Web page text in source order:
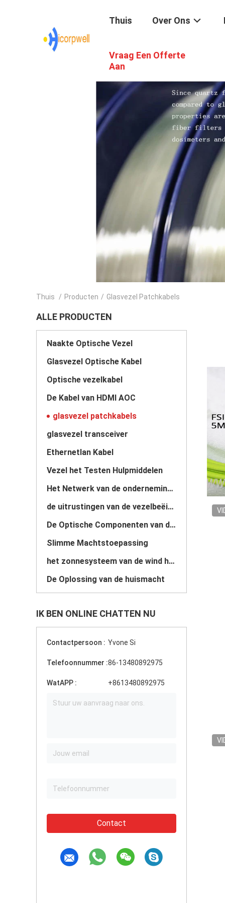
Thuis Over Ons
Vraag Een Offerte
Aan
Thuis / Producten / Glasvezel Patchkabels
ALLE PRODUCTEN
Naakte Optische Vezel
Glasvezel Optische Kabel
Optische vezelkabel
De Kabel van HDMI AOC
glasvezel patchkabels
glasvezel transceiver
Ethernetlan Kabel
Vezel het Testen Hulpmiddelen
Het Netwerk van de ondernemingsveiligheid
de uitrustingen van de vezelbeëindiging
De Optische Componenten van de vezel
Slimme Machtstoepassing
het zonnesysteem van de wind hybride macht
De Oplossing van de huismacht
IK BEN ONLINE CHATTEN NU
Contactpersoon : Yvone Si
Telefoonnummer :86-13480892975
WatAPP : +8613480892975
Contact